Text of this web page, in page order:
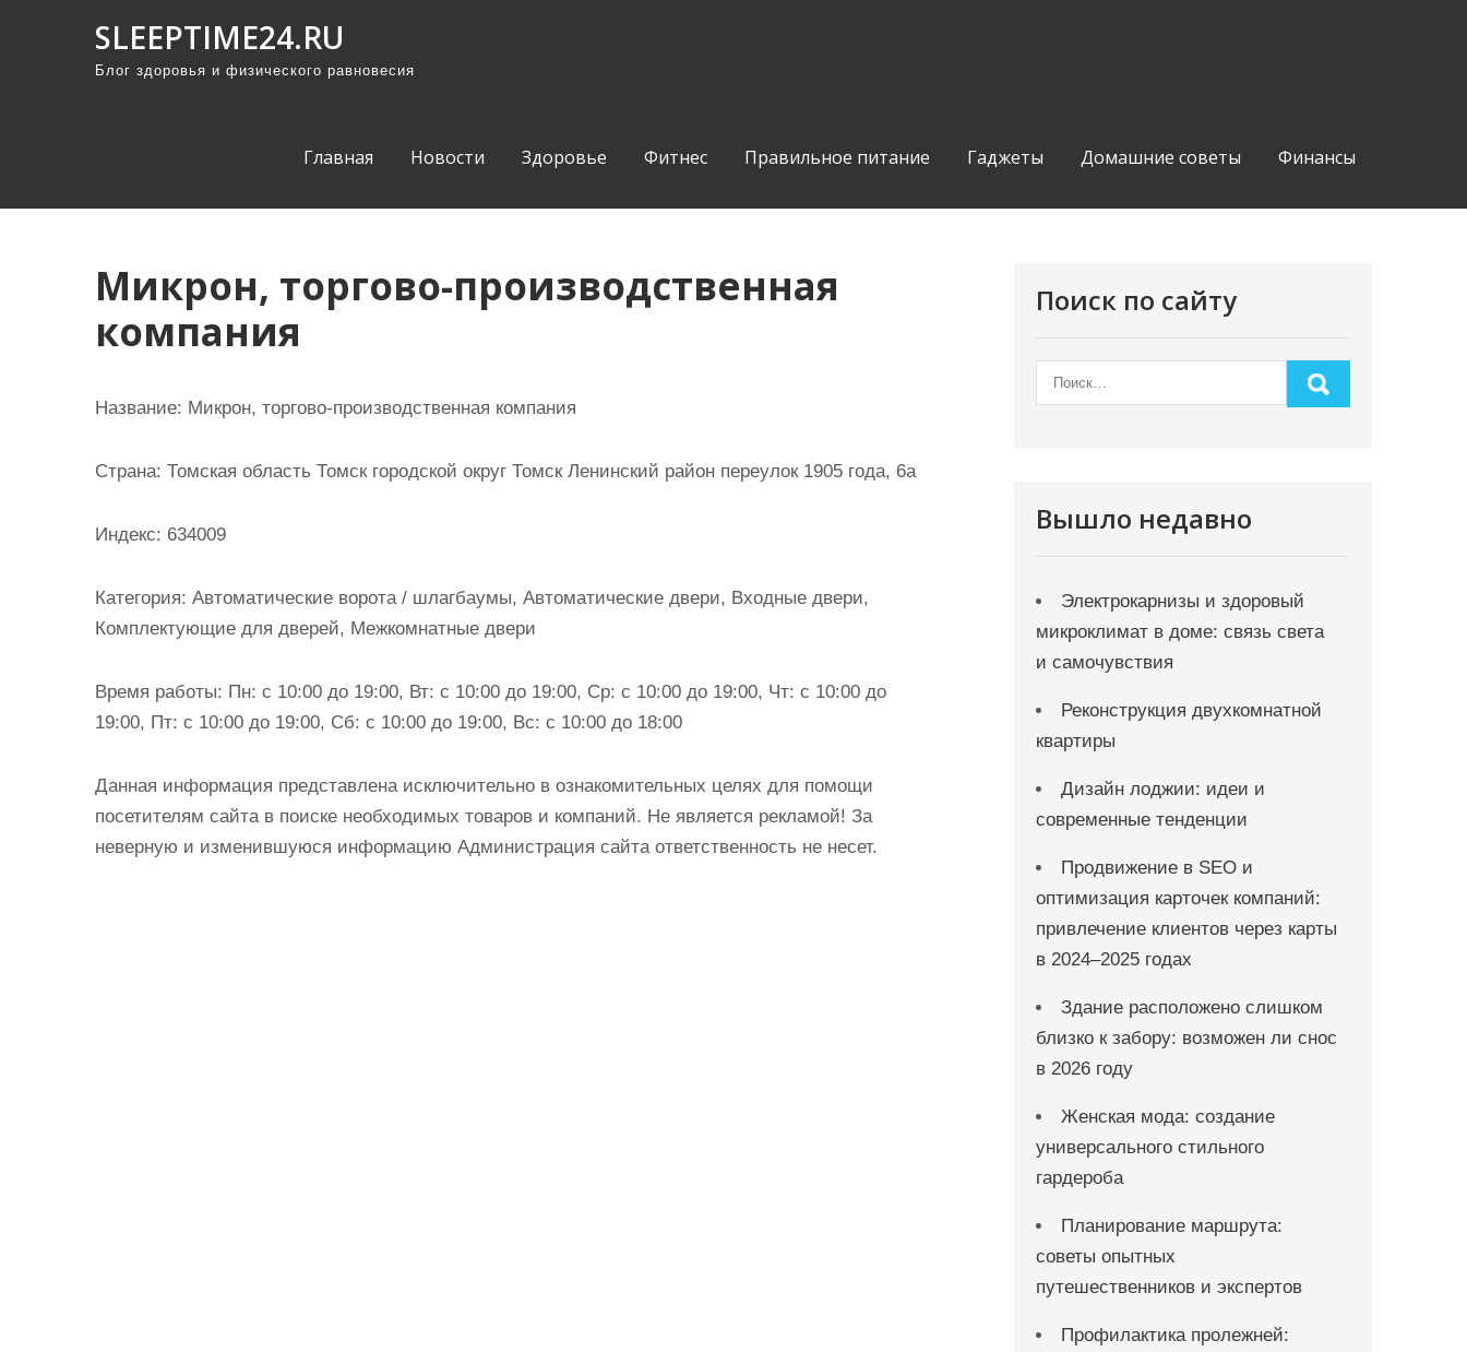
SLEEPTIME24.RU
Блог здоровья и физического равновесия
Главная Новости Здоровье Фитнес Правильное питание Гаджеты Домашние советы Финансы
Микрон, торгово-производственная
компания
Название: Микрон, торгово-производственная компания
Страна: Томская область Томск городской округ Томск Ленинский район переулок 1905 года, 6а
Индекс: 634009
Категория: Автоматические ворота / шлагбаумы, Автоматические двери, Входные двери,
Комплектующие для дверей, Межкомнатные двери
Время работы: Пн: с 10:00 до 19:00, Вт: с 10:00 до 19:00, Ср: с 10:00 до 19:00, Чт: с 10:00 до
19:00, Пт: с 10:00 до 19:00, Сб: с 10:00 до 19:00, Вс: с 10:00 до 18:00
Данная информация представлена исключительно в ознакомительных целях для помощи
посетителям сайта в поиске необходимых товаров и компаний. Не является рекламой! За
неверную и изменившуюся информацию Администрация сайта ответственность не несет.
Поиск по сайту
Вышло недавно
Электрокарнизы и здоровый
микроклимат в доме: связь света
и самочувствия
Реконструкция двухкомнатной
квартиры
Дизайн лоджии: идеи и
современные тенденции
Продвижение в SEO и
оптимизация карточек компаний:
привлечение клиентов через карты
в 2024–2025 годах
Здание расположено слишком
близко к забору: возможен ли снос
в 2026 году
Женская мода: создание
универсального стильного
гардероба
Планирование маршрута:
советы опытных
путешественников и экспертов
Профилактика пролежней: